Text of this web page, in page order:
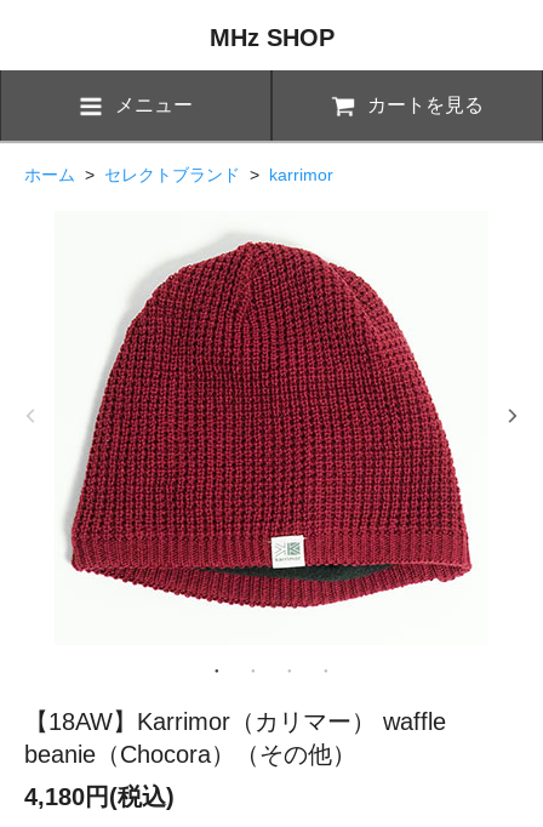
MHz SHOP
メニュー カートを見る
ホーム > セレクトブランド > karrimor
【18AW】Karrimor（カリマー） waffle
beanie（Chocora）（その他）
4,180円(税込)